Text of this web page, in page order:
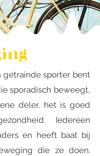
getrainde sporter bent
sporadisch beweegt,
deler, het is goed
Iedereen
en heeft baat bij
die ze doen.